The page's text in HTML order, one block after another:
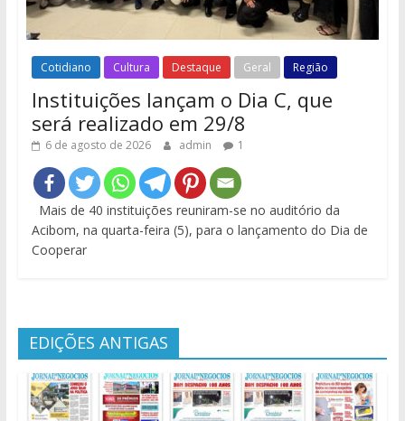
Cotidiano Cultura Destaque Geral Região
Instituições lançam o Dia C, que
será realizado em 29/8
6 de agosto de 2026 admin 1
Mais de 40 instituições reuniram-se no auditório da
Acibom, na quarta-feira (5), para o lançamento do Dia de
Cooperar
EDIÇÕES ANTIGAS